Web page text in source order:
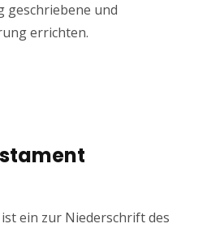
geschriebene und
errichten.
ein zur Niederschrift des